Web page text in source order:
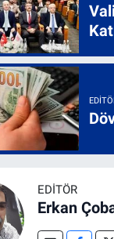
EDITÖR
Erkan